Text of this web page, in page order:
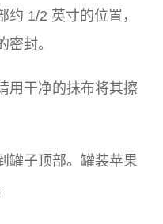
1/2 英寸的位置，
封。
用干净的抹布将其擦
罐子顶部。罐装苹果